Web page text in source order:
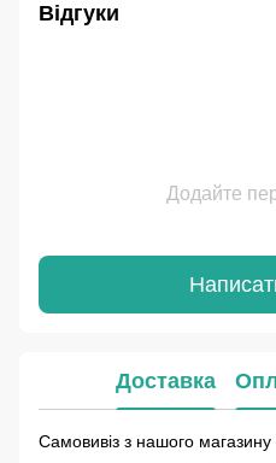
Відгуки
Додайте
Доставка
Самовивіз з нашого